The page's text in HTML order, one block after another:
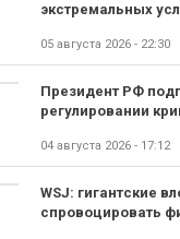
экстремальных
05 августа 2026 - 22:30
Президент РФ
регулировании
04 августа 2026 - 17:12
WSJ: гигантские
спровоцировать